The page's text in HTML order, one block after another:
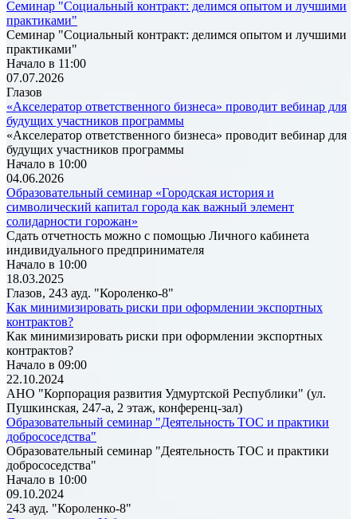
Семинар "Социальный контракт: делимся опытом и лучшими
практиками"
Семинар "Социальный контракт: делимся опытом и лучшими
практиками"
Начало в 11:00
07.07.2026
Глазов
«Акселератор ответственного бизнеса» проводит вебинар для
будущих участников программы
«Акселератор ответственного бизнеса» проводит вебинар для
будущих участников программы
Начало в 10:00
04.06.2026
Образовательный семинар «Городская история и
символический капитал города как важный элемент
солидарности горожан»
Сдать отчетность можно с помощью Личного кабинета
индивидуального предпринимателя
Начало в 10:00
18.03.2025
Глазов, 243 ауд. "Короленко-8"
Как минимизировать риски при оформлении экспортных
контрактов?
Как минимизировать риски при оформлении экспортных
контрактов?
Начало в 09:00
22.10.2024
АНО "Корпорация развития Удмуртской Республики" (ул.
Пушкинская, 247-а, 2 этаж, конференц-зал)
Образовательный семинар "Деятельность ТОС и практики
добрососедства"
Образовательный семинар "Деятельность ТОС и практики
добрососедства"
Начало в 10:00
09.10.2024
243 ауд. "Короленко-8"